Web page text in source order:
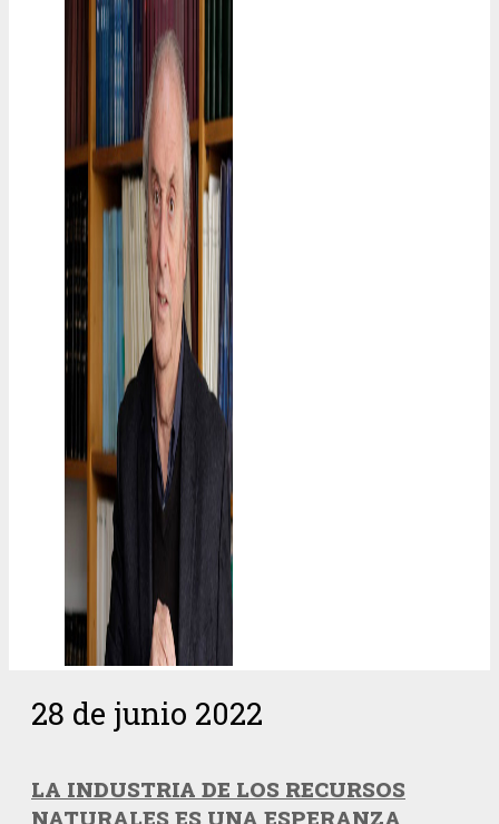
28 de junio 2022
LA INDUSTRIA DE LOS RECURSOS
NATURALES ES UNA ESPERANZA